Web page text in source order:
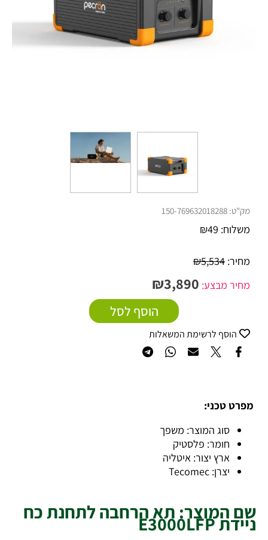
מק"ט: 150-769632018288
משלוח: ₪49
מחיר: ₪5,534
מחיר מבצע:
₪3,890
הוסף לסל
הוסף לרשימת המשאלות
מפרט טכני:
סוג המוצר: משפך
חומר: פלסטיק
ארץ יצור: איטליה
יצרן: Tecomec
שם המוצר: תא הרחבה לתחנת כח
ניידת E3000LFP